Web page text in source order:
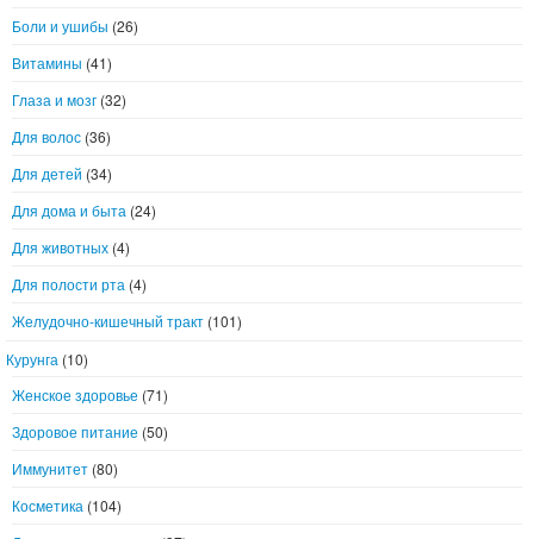
Боли и ушибы (26)
Витамины (41)
Глаза и мозг (32)
Для волос (36)
Для детей (34)
Для дома и быта (24)
Для животных (4)
Для полости рта (4)
Желудочно-кишечный тракт (101)
Курунга (10)
Женское здоровье (71)
Здоровое питание (50)
Иммунитет (80)
Косметика (104)